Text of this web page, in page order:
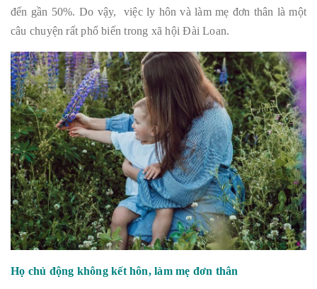
đến gần 50%. Do vậy, việc ly hôn và làm mẹ đơn thân là một
câu chuyện rất phổ biến trong xã hội Đài Loan.
Họ chủ động không kết hôn, làm mẹ đơn thân